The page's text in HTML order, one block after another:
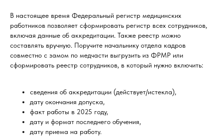
В настоящее время Федеральный регистр медицинских
работников позволяет сформировать регистр всех сотрудников,
включая данные об аккредитации. Также реестр можно
составлять вручную. Поручите начальнику отдела кадров
совместно с замом по медчасти выгрузить из ФРМР или
сформировать реестр сотрудников, в который нужно включить:
сведения об аккредитации (действует/истекла),
дату окончания допуска,
факт работы в 2025 году,
дату и формат последнего обучения,
дату приема на работу.